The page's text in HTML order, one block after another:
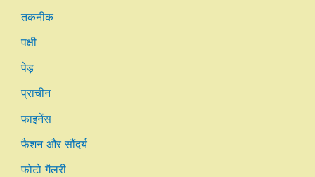
तकनीक
पक्षी
पेड़
प्राचीन
फाइनेंस
फैशन और सौंदर्य
फोटो गैलरी